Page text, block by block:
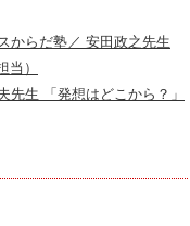
からだ塾／ 安田政之先生
）
生 「発想はどこから？」